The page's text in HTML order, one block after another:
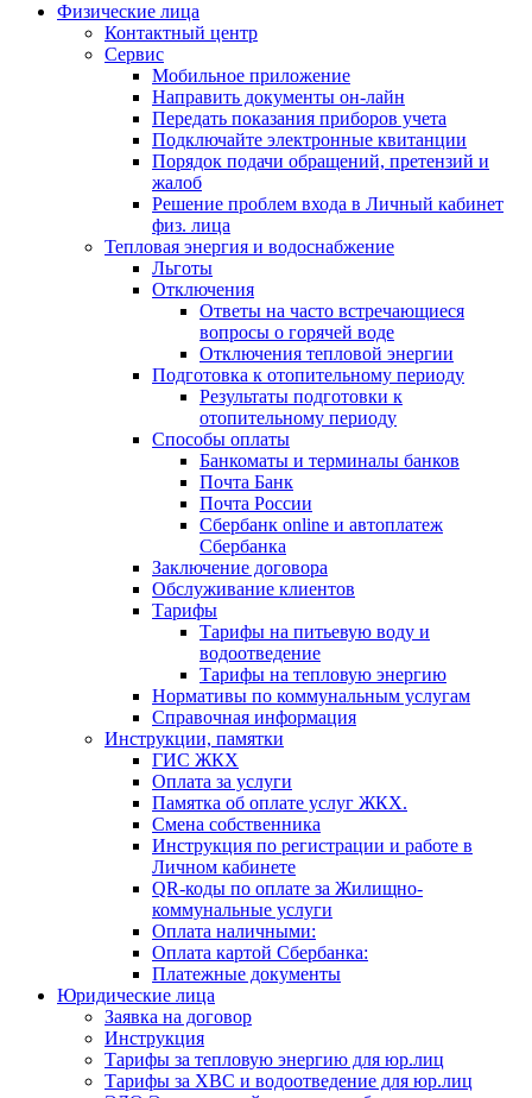
Физические лица
Контактный центр
Сервис
Мобильное приложение
Направить документы он-лайн
Передать показания приборов учета
Подключайте электронные квитанции
Порядок подачи обращений, претензий и
жалоб
Решение проблем входа в Личный кабинет
физ. лица
Тепловая энергия и водоснабжение
Льготы
Отключения
Ответы на часто встречающиеся
вопросы о горячей воде
Отключения тепловой энергии
Подготовка к отопительному периоду
Результаты подготовки к
отопительному периоду
Способы оплаты
Банкоматы и терминалы банков
Почта Банк
Почта России
Сбербанк online и автоплатеж
Сбербанка
Заключение договора
Обслуживание клиентов
Тарифы
Тарифы на питьевую воду и
водоотведение
Тарифы на тепловую энергию
Нормативы по коммунальным услугам
Справочная информация
Инструкции, памятки
ГИС ЖКХ
Оплата за услуги
Памятка об оплате услуг ЖКХ.
Смена собственника
Инструкция по регистрации и работе в
Личном кабинете
QR-коды по оплате за Жилищно-
коммунальные услуги
Оплата наличными:
Оплата картой Сбербанка:
Платежные документы
Юридические лица
Заявка на договор
Инструкция
Тарифы за тепловую энергию для юр.лиц
Тарифы за ХВС и водоотведение для юр.лиц